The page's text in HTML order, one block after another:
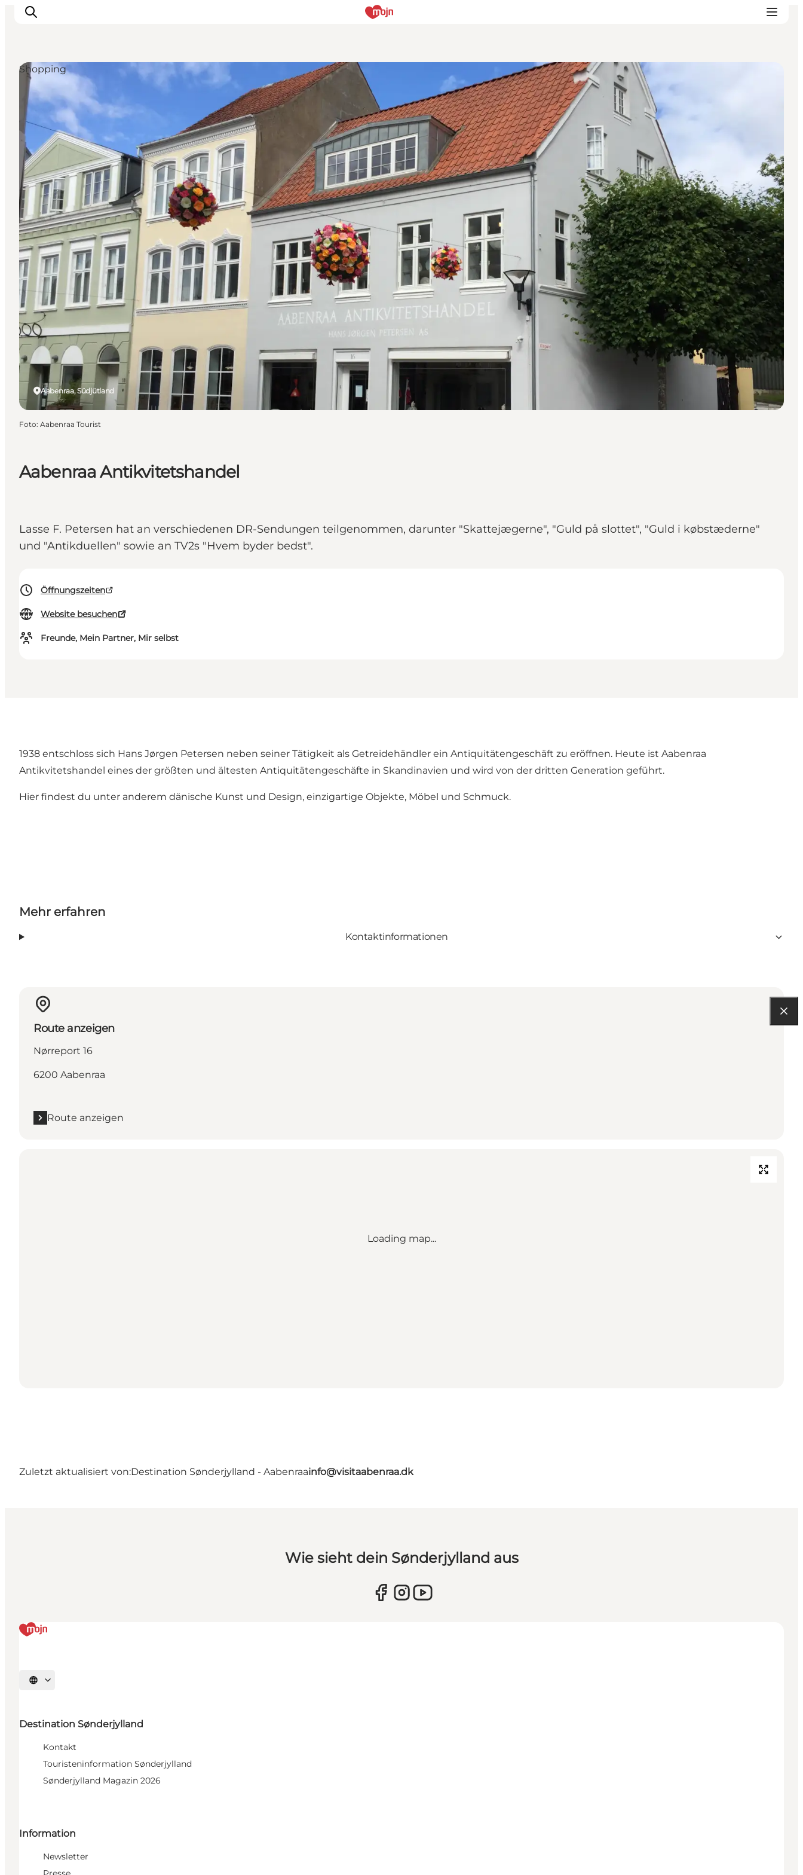
Erlebnisse
Städte und Regionen
Events
Übernachtung
Plane deine Reise
Booking
Aabenraa Antikvitetshandel
Lasse F. Petersen hat an verschiedenen DR-Sendungen teilgenommen, darunter "Skattejægerne", "Guld på slottet", "Guld i købstæderne"
und "Antikduellen" sowie an TV2s "Hvem byder bedst".
Öffnungszeiten
Website besuchen
Freunde, Mein Partner, Mir selbst
Aabenraa, Südjütland
Shopping
Foto: Aabenraa Tourist
1938 entschloss sich Hans Jørgen Petersen neben seiner Tätigkeit als Getreidehändler ein Antiquitätengeschäft zu eröffnen. Heute ist Aabenraa
Antikvitetshandel eines der größten und ältesten Antiquitätengeschäfte in Skandinavien und wird von der dritten Generation geführt.
Hier findest du unter anderem dänische Kunst und Design, einzigartige Objekte, Möbel und Schmuck.
Mehr erfahren
Kontaktinformationen
Route anzeigen
Nørreport 16
6200 Aabenraa
Route anzeigen
Loading map...
Zuletzt aktualisiert von:Destination Sønderjylland - Aabenraainfo@visitaabenraa.dk
Wie sieht dein Sønderjylland aus
Sprache auswählen
Destination Sønderjylland
Kontakt
Touristeninformation Sønderjylland
Sønderjylland Magazin 2026
Information
Newsletter